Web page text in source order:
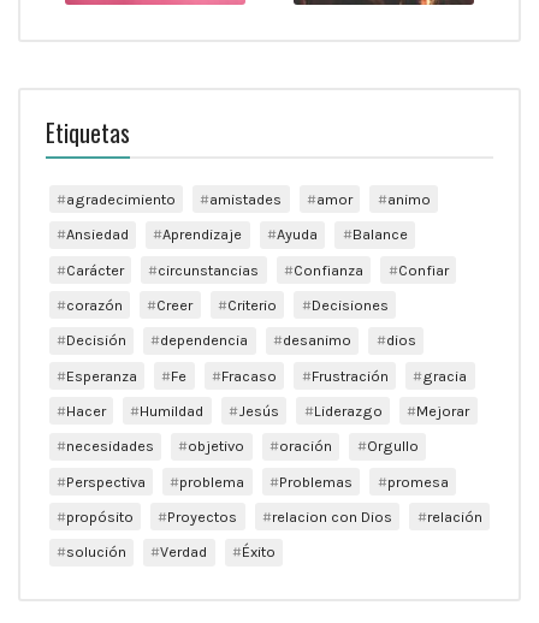
Etiquetas
agradecimiento amistades amor
animo
Ansiedad
Aprendizaje Ayuda
Balance
Carácter
circunstancias Confianza
Confiar
corazón
Creer Criterio
Decisiones
Decisión
dependencia desanimo
dios
Esperanza
Fe Fracaso Frustración
gracia
Hacer
Humildad Jesús Liderazgo
Mejorar
necesidades
objetivo oración
Orgullo
Perspectiva
problema Problemas
promesa
propósito
Proyectos relacion con Dios
relación
solución
Verdad Éxito